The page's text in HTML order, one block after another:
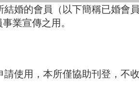
結婚的會員（以下簡稱已婚會
業宣傳之用。
請使用，本所僅協助刊登，不